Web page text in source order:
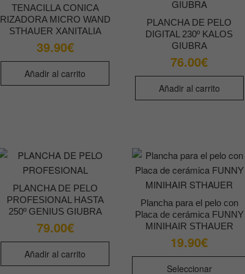
TENACILLA CONICA
RIZADORA MICRO WAND
STHAUER XANITALIA
39.90€
Añadir al carrito
PLANCHA DE PELO
DIGITAL 230º KALOS
GIUBRA
76.00€
Añadir al carrito
PLANCHA DE PELO
PROFESIONAL HASTA
250º GENIUS GIUBRA
79.00€
Añadir al carrito
Plancha para el pelo con
Placa de cerámica FUNNY
MINIHAIR STHAUER
19.90€
Seleccionar